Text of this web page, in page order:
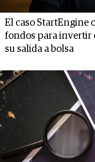
El caso StartEngine
fondos para invertir
su salida a bolsa